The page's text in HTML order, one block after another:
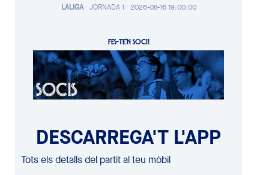
LALIGA· JORNADA 1 · 2026-08-16 19:00:00
FES-TE'N SOCI!
DESCARREGA'T L'APP
Tots els detalls del partit al teu mòbil